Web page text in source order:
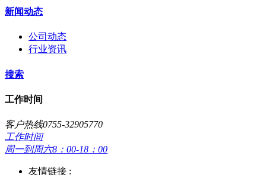
新闻动态
公司动态
行业资讯
搜索
工作时间
客户热线0755-32905770
工作时间
周一到周六8：00-18：00
友情链接 :